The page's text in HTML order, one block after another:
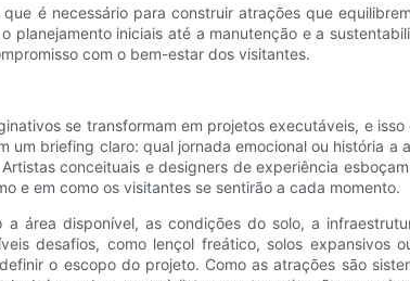
é necessário para construir atrações que
iniciais até a manutenção e a
com o bem-estar dos visitantes.
se transformam em projetos executáveis, e
briefing claro: qual jornada emocional ou história a
conceituais e designers de experiência
e em como os visitantes se sentirão a cada momento.
área disponível, as condições do solo, a
desafios, como lençol freático, solos expansivos
o escopo do projeto. Como as atrações são